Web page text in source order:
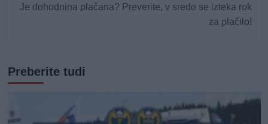
Je dohodnina plačana? Preverite, v sredo se izteka rok
za plačilo!
Preberite tudi